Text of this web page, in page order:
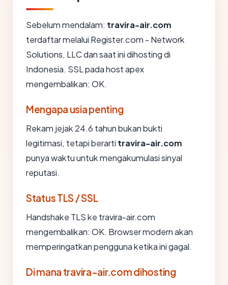
Sebelum mendalam: travira-air.com
terdaftar melalui Register.com - Network
Solutions, LLC dan saat ini dihosting di
Indonesia. SSL pada host apex
mengembalikan: OK.
Mengapa usia penting
Rekam jejak 24.6 tahun bukan bukti
legitimasi, tetapi berarti travira-air.com
punya waktu untuk mengakumulasi sinyal
reputasi.
Status TLS / SSL
Handshake TLS ke travira-air.com
mengembalikan: OK. Browser modern akan
memperingatkan pengguna ketika ini gagal.
Di mana travira-air.com dihosting